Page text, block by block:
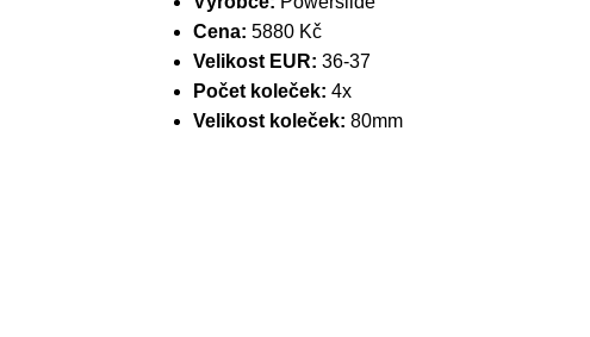
Cena: 5880 Kč
Velikost EUR: 36-37
Počet koleček: 4x
Velikost koleček: 80mm